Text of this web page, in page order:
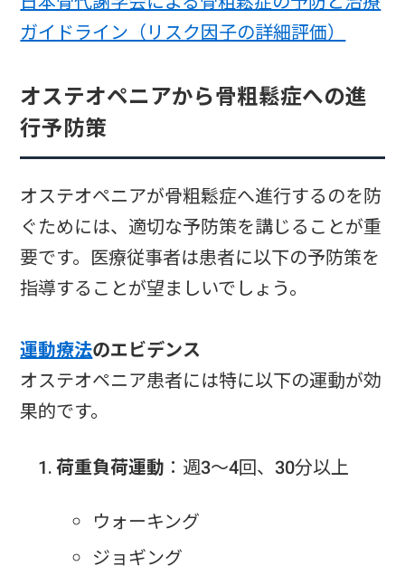
ガイドライン（リスク因子の詳細評価）
オステオペニアから骨粗鬆症への進
行予防策
オステオペニアが骨粗鬆症へ進行するのを防
ぐためには、適切な予防策を講じることが重
要です。医療従事者は患者に以下の予防策を
指導することが望ましいでしょう。
運動療法のエビデンス
オステオペニア患者には特に以下の運動が効
果的です。
荷重負荷運動 ：週3〜4回、30分以上
ウォーキング
ジョギング